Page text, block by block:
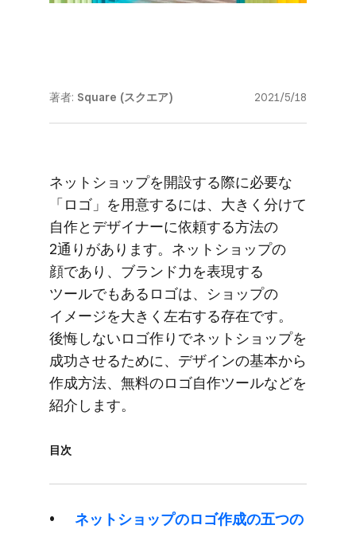
著者: Square (スクエア) 2021/5/18
ネットショップを​開設する​際に​必要な​
「ロゴ」を​用意するには、​大きく​分けて​
自作と​デザイナーに​依頼する​方​法の​
2通りが​あります。​ネットショップの​
顔であり、​ブランド力を​表現する​
ツールでもある​ロゴは、​ショップの​
イメージを​大きく​左右する​存在です。​
後悔しない​ロゴ作りで​ネットショップを​
成功させる​ために、​デザインの​基本から​
作成方​法、​無料の​ロゴ自作ツールなどを​
紹介します。
目次
ネットショップの​ロゴ作成の​五つの​